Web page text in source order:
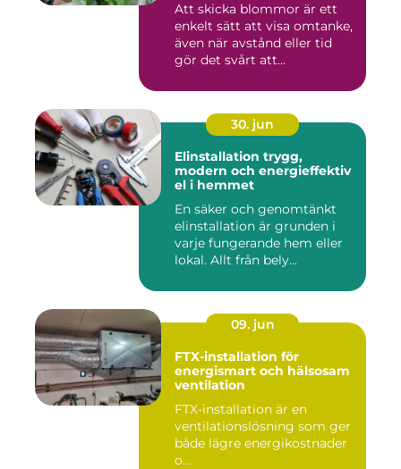
Att skicka blommor är ett
enkelt sätt att visa omtanke,
även när avstånd eller tid
gör det svårt att...
30. jun
Elinstallation trygg,
modern och energieffektiv
el i hemmet
En säker och genomtänkt
elinstallation är grunden i
varje fungerande hem eller
lokal. Allt från bely...
09. jun
FTX-installation för
energismart och hälsosam
ventilation
FTX-installation är en
ventilationslösning som ger
både lägre energikostnader
o...